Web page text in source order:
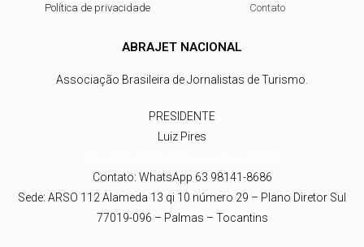
Política de privacidade
Contato
ABRAJET NACIONAL
Associação Brasileira de Jornalistas de Turismo.
PRESIDENTE
Luiz Pires
Contato: WhatsApp 63 98141-8686
Sede: ARSO 112 Alameda 13 qi 10 número 29 – Plano Diretor Sul
77019-096 – Palmas – Tocantins